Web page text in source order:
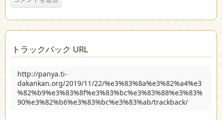
トラックバック URL
http://panya.ti-
dakankan.org/2019/11/22/%e3%83%8a%e3%82%a4%e3
%82%b9%e3%83%8f%e3%83%bc%e3%83%88%e3%83%
90%e3%82%b6%e3%83%bc%e3%83%ab/trackback/